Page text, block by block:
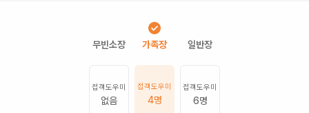
접객도우미
없음
접객도우미
4명
접객도우미
6명